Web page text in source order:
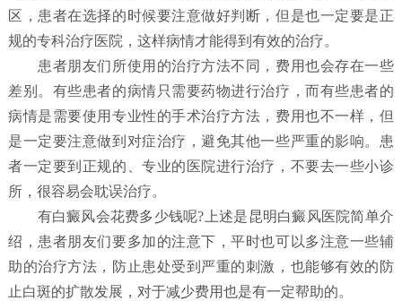
区，患者在选择的时候要注意做好判断，但是也一定要是正
规的专科治疗医院，这样病情才能得到有效的治疗。
患者朋友们所使用的治疗方法不同，费用也会存在一些
差别。有些患者的病情只需要药物进行治疗，而有些患者的
病情是需要使用专业性的手术治疗方法，费用也不一样，但
是一定要注意做到对症治疗，避免其他一些严重的影响。患
者一定要到正规的、专业的医院进行治疗，不要去一些小诊
所，很容易会耽误治疗。
有白癜风会花费多少钱呢?上述是昆明白癜风医院简单介
绍，患者朋友们要多加的注意下，平时也可以多注意一些辅
助的治疗方法，防止患处受到严重的刺激，也能够有效的防
止白斑的扩散发展，对于减少费用也是有一定帮助的。